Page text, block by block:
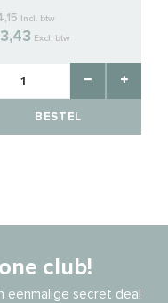
Incl. btw
Excl. btw
BESTEL
club!
secret deal